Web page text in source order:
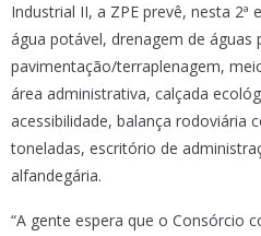
Industrial II, a ZPE prevê, nesta 2ª
água potável, drenagem de águas
pavimentação/terraplenagem,
área administrativa, calçada
acessibilidade, balança rodoviária
toneladas, escritório de
alfandegária.
“A gente espera que o Consórcio